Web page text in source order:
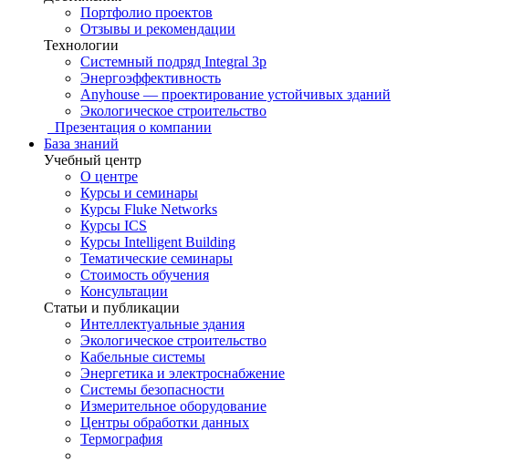
Портфолио проектов
Отзывы и рекомендации
Технологии
Системный подряд Integral 3p
Энергоэффективность
Anyhouse — проектирование устойчивых зданий
Экологическое строительство
Презентация о компании
База знаний
Учебный центр
О центре
Курсы и семинары
Курсы Fluke Networks
Курсы ICS
Курсы Intelligent Building
Тематические семинары
Стоимость обучения
Консультации
Статьи и публикации
Интеллектуальные здания
Экологическое строительство
Кабельные системы
Энергетика и электроснабжение
Системы безопасности
Измерительное оборудование
Центры обработки данных
Термография